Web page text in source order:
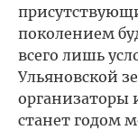
поколением
всего лишь
Ульяновской
организаторы
станет годом